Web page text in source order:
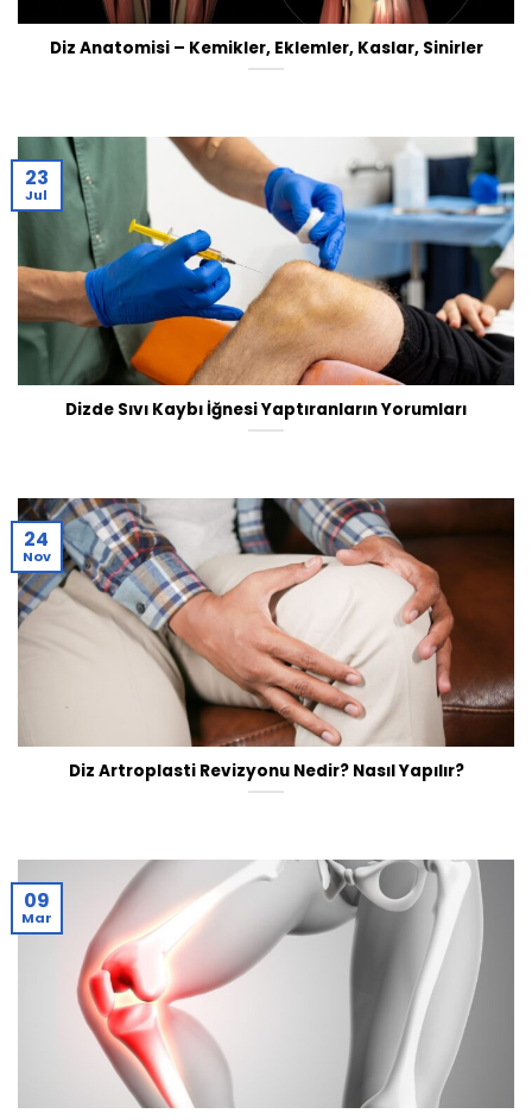
Diz Anatomisi – Kemikler, Eklemler, Kaslar, Sinirler
Dizde Sıvı Kaybı İğnesi Yaptıranların Yorumları
23
Jul
Diz Artroplasti Revizyonu Nedir? Nasıl Yapılır?
24
Nov
09
Mar